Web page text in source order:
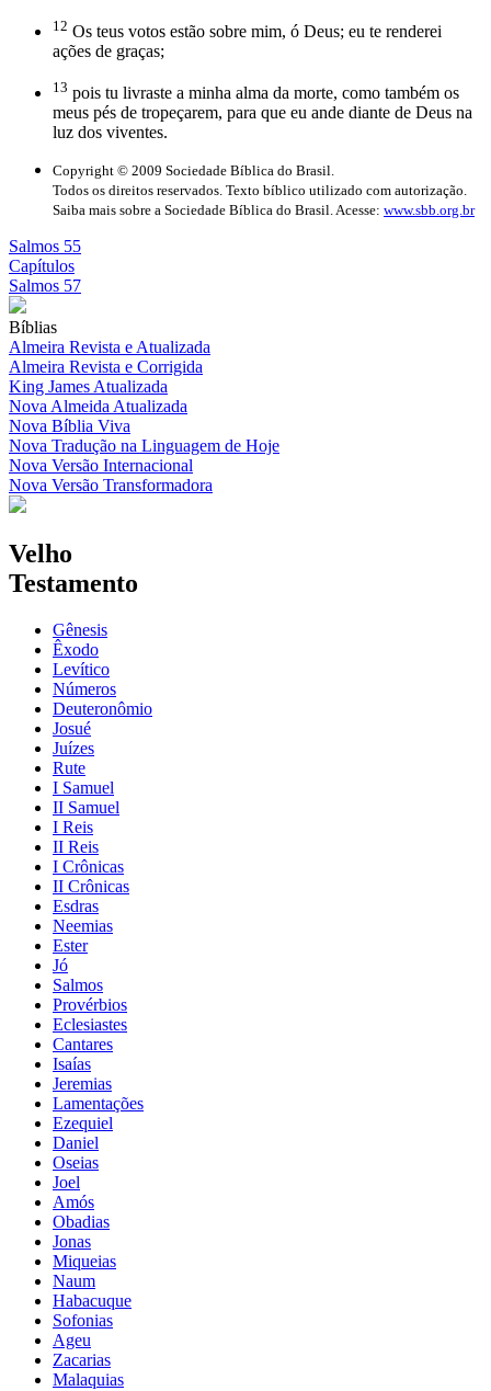
12 Os teus votos estão sobre mim, ó Deus; eu te renderei
ações de graças;
13 pois tu livraste a minha alma da morte, como também os
meus pés de tropeçarem, para que eu ande diante de Deus na
luz dos viventes.
Copyright © 2009 Sociedade Bíblica do Brasil.
Todos os direitos reservados. Texto bíblico utilizado com autorização.
Saiba mais sobre a Sociedade Bíblica do Brasil. Acesse: www.sbb.org.br
Salmos 55
Capítulos
Salmos 57
Bíblias
Almeira Revista e Atualizada
Almeira Revista e Corrigida
King James Atualizada
Nova Almeida Atualizada
Nova Bíblia Viva
Nova Tradução na Linguagem de Hoje
Nova Versão Internacional
Nova Versão Transformadora
Velho
Testamento
Gênesis
Êxodo
Levítico
Números
Deuteronômio
Josué
Juízes
Rute
I Samuel
II Samuel
I Reis
II Reis
I Crônicas
II Crônicas
Esdras
Neemias
Ester
Jó
Salmos
Provérbios
Eclesiastes
Cantares
Isaías
Jeremias
Lamentações
Ezequiel
Daniel
Oseias
Joel
Amós
Obadias
Jonas
Miqueias
Naum
Habacuque
Sofonias
Ageu
Zacarias
Malaquias